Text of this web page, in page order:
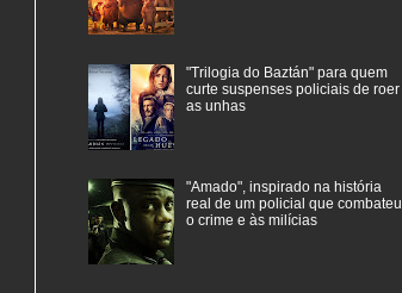
"Trilogia do Baztán" para quem
curte suspenses policiais de roer
as unhas
"Amado", inspirado na história
real de um policial que combateu
o crime e às milícias